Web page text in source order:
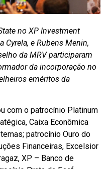
no XP Investment
Cyrela, e Rubens Menin,
da MRV participaram
da incorporação no
eméritos da
com o patrocínio Platinum
Caixa Econômica
patrocínio Ouro do
Financeiras, Excelsior
XP – Banco de